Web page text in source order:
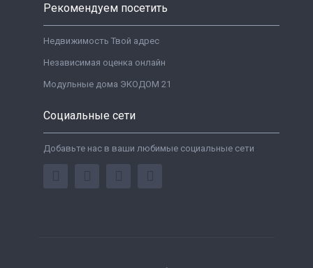
Рекомендуем посетить
Недвижимость Твой адрес
Независимая оценка онлайн
Модульные дома ЭКОДОМ 21
Социальные сети
Добавьте нас в ваши любимые социальные сети